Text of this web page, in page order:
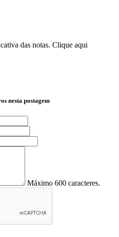
nesta postagem
Máximo 600 caracteres.